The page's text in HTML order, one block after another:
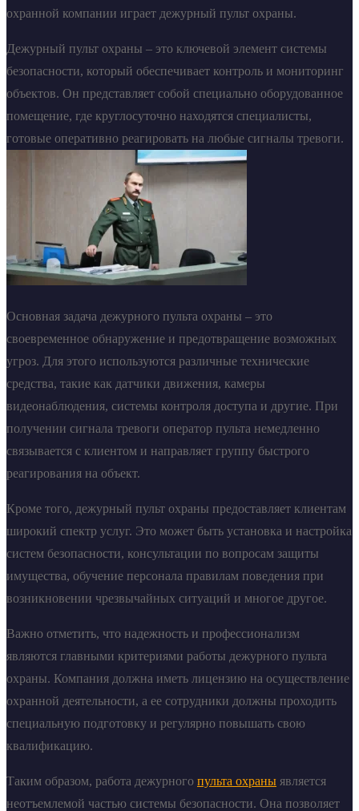
охранной компании играет дежурный пульт охраны.
Дежурный пульт охраны – это ключевой элемент системы
безопасности, который обеспечивает контроль и мониторинг
объектов. Он представляет собой специально оборудованное
помещение, где круглосуточно находятся специалисты,
готовые оперативно реагировать на любые сигналы тревоги.
Основная задача дежурного пульта охраны – это
своевременное обнаружение и предотвращение возможных
угроз. Для этого используются различные технические
средства, такие как датчики движения, камеры
видеонаблюдения, системы контроля доступа и другие. При
получении сигнала тревоги оператор пульта немедленно
связывается с клиентом и направляет группу быстрого
реагирования на объект.
Кроме того, дежурный пульт охраны предоставляет клиентам
широкий спектр услуг. Это может быть установка и настройка
систем безопасности, консультации по вопросам защиты
имущества, обучение персонала правилам поведения при
возникновении чрезвычайных ситуаций и многое другое.
Важно отметить, что надежность и профессионализм
являются главными критериями работы дежурного пульта
охраны. Компания должна иметь лицензию на осуществление
охранной деятельности, а ее сотрудники должны проходить
специальную подготовку и регулярно повышать свою
квалификацию.
Таким образом, работа дежурного пульта охраны является
неотъемлемой частью системы безопасности. Она позволяет